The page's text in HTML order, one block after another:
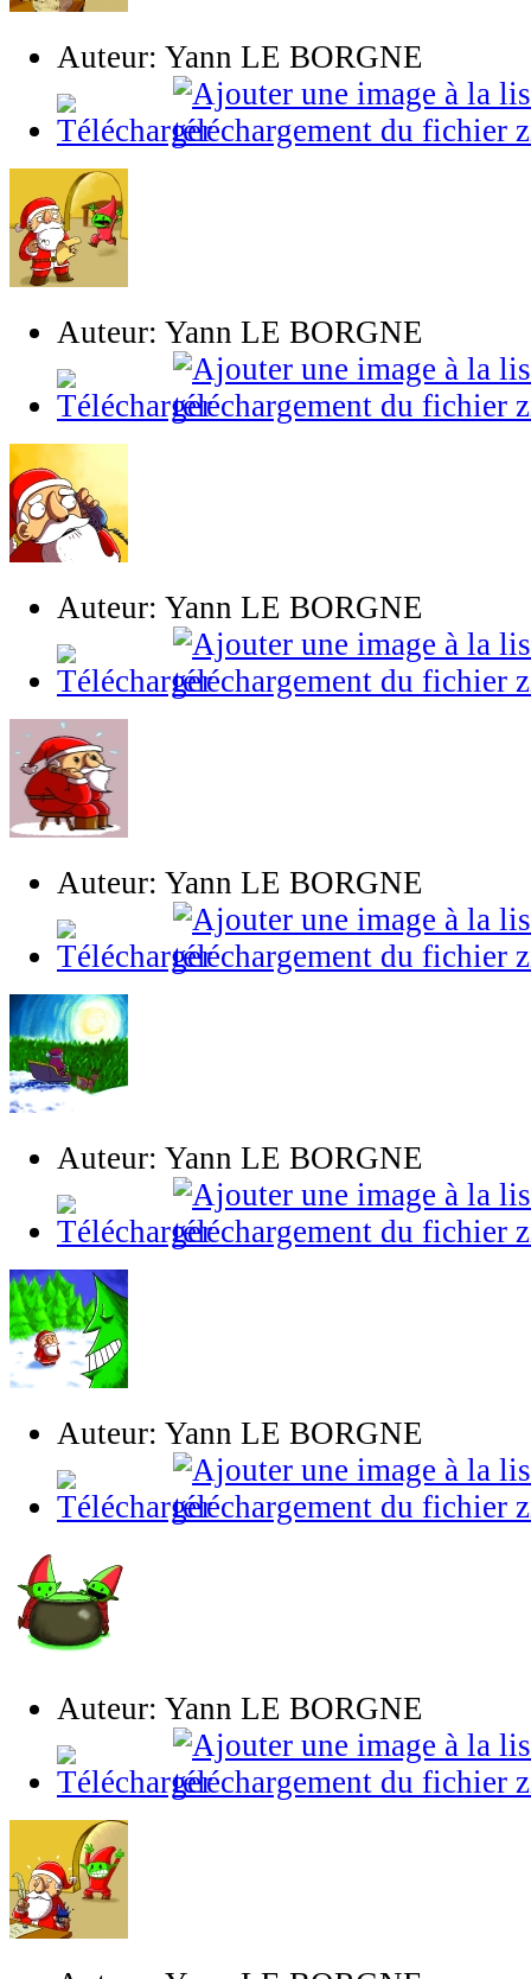
Auteur: Yann LE BORGNE
Auteur: Yann LE BORGNE
Auteur: Yann LE BORGNE
Auteur: Yann LE BORGNE
Auteur: Yann LE BORGNE
Auteur: Yann LE BORGNE
Auteur: Yann LE BORGNE